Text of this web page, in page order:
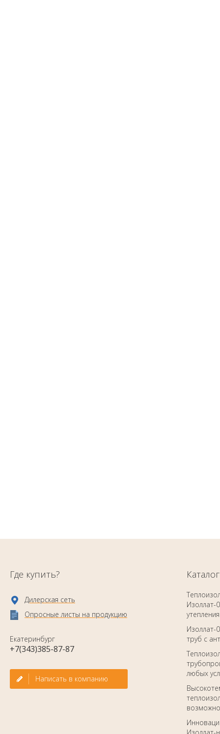
Где купить?
Дилерская сеть
Опросные листы на продукцию
Екатеринбург
+7(343)385-87-87
Написать в компанию
Каталог
Изоллат-
утепления
Изоллат-
труб с
любых